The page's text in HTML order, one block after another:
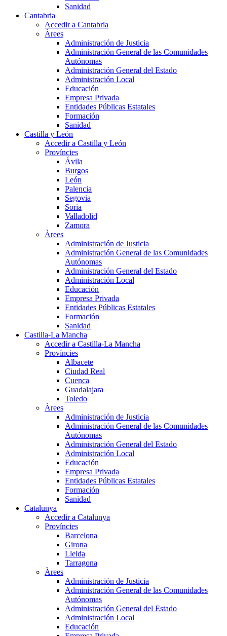
Sanidad
Cantabria
Accedir a Cantabria
Àrees
Administración de Justicia
Administración General de las Comunidades
Autónomas
Administración General del Estado
Administración Local
Educación
Empresa Privada
Entidades Públicas Estatales
Formación
Sanidad
Castilla y León
Accedir a Castilla y León
Províncies
Ávila
Burgos
León
Palencia
Segovia
Soria
Valladolid
Zamora
Àrees
Administración de Justicia
Administración General de las Comunidades
Autónomas
Administración General del Estado
Administración Local
Educación
Empresa Privada
Entidades Públicas Estatales
Formación
Sanidad
Castilla-La Mancha
Accedir a Castilla-La Mancha
Províncies
Albacete
Ciudad Real
Cuenca
Guadalajara
Toledo
Àrees
Administración de Justicia
Administración General de las Comunidades
Autónomas
Administración General del Estado
Administración Local
Educación
Empresa Privada
Entidades Públicas Estatales
Formación
Sanidad
Catalunya
Accedir a Catalunya
Províncies
Barcelona
Girona
Lleida
Tarragona
Àrees
Administración de Justicia
Administración General de las Comunidades
Autónomas
Administración General del Estado
Administración Local
Educación